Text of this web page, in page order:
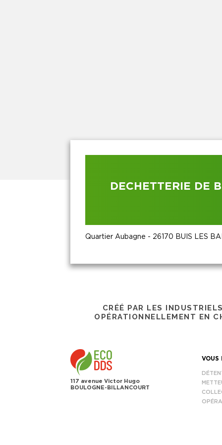
DECHETTERIE DE
Quartier Aubagne - 26170 BUIS LES
CRÉÉ PAR LES
OPÉRATIONNELLEMENT EN
117 avenue Victor Hugo
BOULOGNE-BILLANCOURT
VOUS